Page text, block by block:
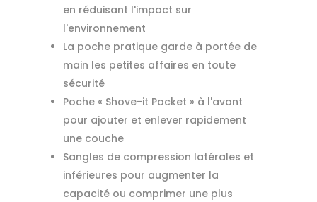
en réduisant l'impact sur
l'environnement
La poche pratique garde à portée de
main les petites affaires en toute
sécurité
Poche « Shove-it Pocket » à l'avant
pour ajouter et enlever rapidement
une couche
Sangles de compression latérales et
inférieures pour augmenter la
capacité ou comprimer une plus